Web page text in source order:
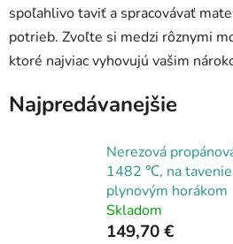
spoľahlivo taviť a spracovávať
potrieb. Zvoľte si medzi rôznymi
ktoré najviac vyhovujú vašim
Najpredávanejšie
Nerezová
1482 ℃, na tavenie
plynovým horákom
Skladom
149,70 €